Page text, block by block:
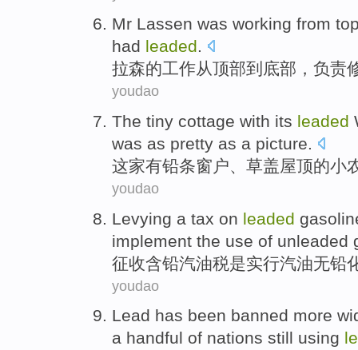
Mr Lassen was working from
had leaded.
拉森的工作从顶部到底部 ，负责
youdao
The tiny cottage with its leaded
was as pretty as a picture.
这家有铅条窗户、草盖屋顶的小
youdao
Levying a tax on leaded
implement the use of unleaded
征收含铅汽油税是实行汽油无铅
youdao
Lead has been banned more
a handful of nations still using